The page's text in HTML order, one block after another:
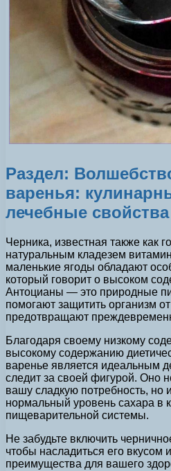
Раздел:
варенья:
лечебные свойства
Черника, известная также как
натуральным кладезем
маленькие ягоды обладают
который говорит о высоком
Антоцианы — это природные
помогают защитить организм
предотвращают
Благодаря своему низкому
высокому содержанию
варенье является идеальным
следит за своей фигурой. Оно
вашу сладкую потребность, но
нормальный уровень сахара в
пищеварительной системы.
Не забудьте включить
чтобы насладиться его вкусом
преимущества для вашего